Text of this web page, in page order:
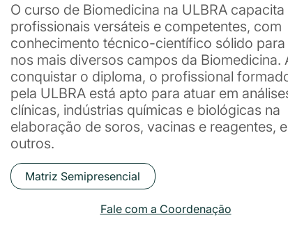
O curso de Biomedicina na ULBRA capacita
profissionais versáteis e competentes, com
conhecimento técnico-científico sólido para
nos mais diversos campos da Biomedicina.
conquistar o diploma, o profissional
pela ULBRA está apto para atuar em
clínicas, indústrias químicas e biológicas na
elaboração de soros, vacinas e reagentes,
outros.
Matriz Semipresencial
Fale com a Coordenação